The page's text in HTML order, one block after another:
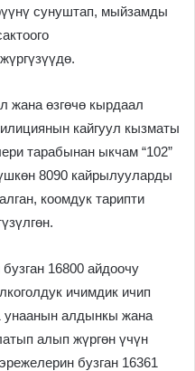
сунуштап, мыйзамды
жана өзгөчө кырдаал
кайгуул кызматы
тарабынан ыкчам “102”
8090 кайрылууларды
коомдук тарипти
16800 айдоочу
ичимдик ичип
унаанын алдынкы жана
алып жүргөн үчүн
бузган 16361